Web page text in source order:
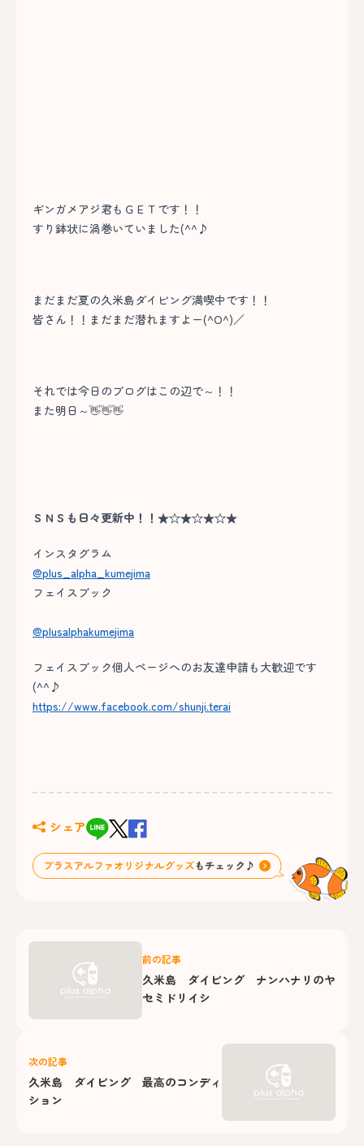
ギンガメアジ君もＧＥＴです！！
すり鉢状に渦巻いていました(^^♪
まだまだ夏の久米島ダイビング満喫中です！！
皆さん！！まだまだ潜れますよー(^O^)／
それでは今日のブログはこの辺で～！！
また明日～👋👋👋
ＳＮＳも日々更新中！！★☆★☆★☆★
インスタグラム
@plus_alpha_kumejima
フェイスブック
@plusalphakumejima
フェイスブック個人ページへのお友達申請も大歓迎です
(^^♪
https://www.facebook.com/shunji.terai
シェア
前の記事
久米島 ダイビング ナンハナリのヤ
セミドリイシ
次の記事
久米島 ダイビング 最高のコンディ
ション